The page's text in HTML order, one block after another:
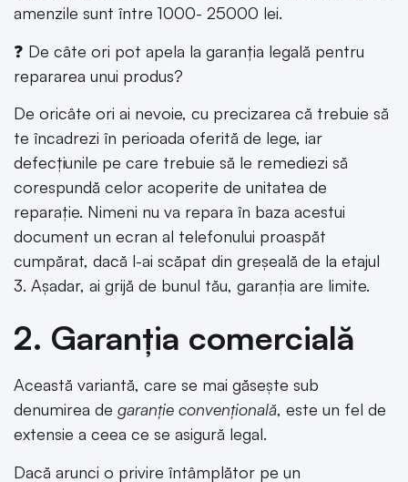
amenzile sunt între 1000- 25000 lei.
❓ De câte ori pot apela la garanția legală pentru
repararea unui produs?
De oricâte ori ai nevoie, cu precizarea că trebuie să
te încadrezi în perioada oferită de lege, iar
defecțiunile pe care trebuie să le remediezi să
corespundă celor acoperite de unitatea de
reparație. Nimeni nu va repara în baza acestui
document un ecran al telefonului proaspăt
cumpărat, dacă l-ai scăpat din greșeală de la etajul
3. Așadar, ai grijă de bunul tău, garanția are limite.
2. Garanția comercială
Această variantă, care se mai găsește sub
denumirea de garanție convențională, este un fel de
extensie a ceea ce se asigură legal.
Dacă arunci o privire întâmplător pe un